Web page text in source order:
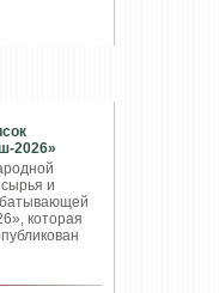
2026»
и
которая